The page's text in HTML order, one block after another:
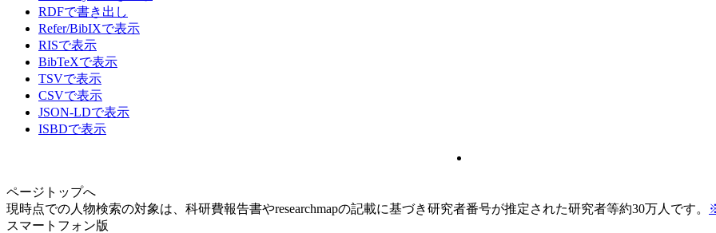
RDFで書き出し
Refer/BibIXで表示
RISで表示
BibTeXで表示
TSVで表示
CSVで表示
JSON-LDで表示
ISBDで表示
ページトップへ
現時点での人物検索の対象は、科研費報告書やresearchmapの記載に基づき研究者番号が推定された研究者等約30万人です。
スマートフォン版